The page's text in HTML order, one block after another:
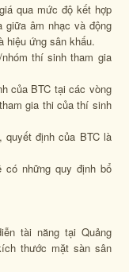
qua mức độ kết hợp
âm nhạc và động
hiệu ứng sân khấu.
thí sinh tham gia
của BTC tại các vòng
gia thi của thí sinh
quyết định của BTC là
những quy định bổ
tài năng tại Quảng
thước mặt sàn sân